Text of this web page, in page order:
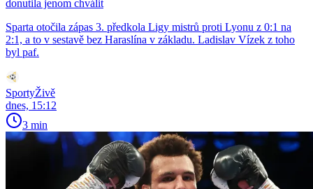
donutila jenom chválit
Sparta otočila zápas 3. předkola Ligy mistrů proti Lyonu z 0:1 na
2:1, a to v sestavě bez Haraslína v základu. Ladislav Vízek z toho
byl paf.
SportyŽivě
dnes, 15:12
3 min